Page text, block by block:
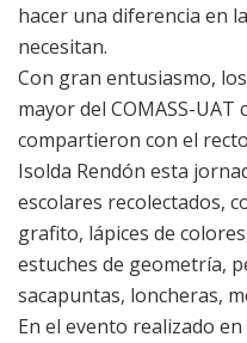
hacer una diferencia en
necesitan.
Con gran entusiasmo,
mayor del COMASS-
compartieron con el
Isolda Rendón esta
escolares recolectados,
grafito, lápices de
estuches de geometría,
sacapuntas, loncheras,
En el evento realizado